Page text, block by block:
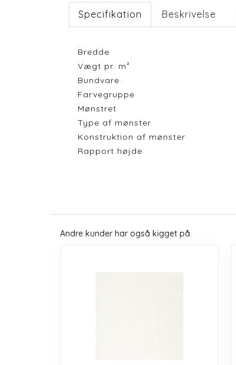
Specifikation Beskrivelse
Bredde
Vægt pr. m²
Bundvare
Farvegruppe
Mønstret
Type af mønster
Konstruktion af mønster
Rapport højde
Andre kunder har også kigget på